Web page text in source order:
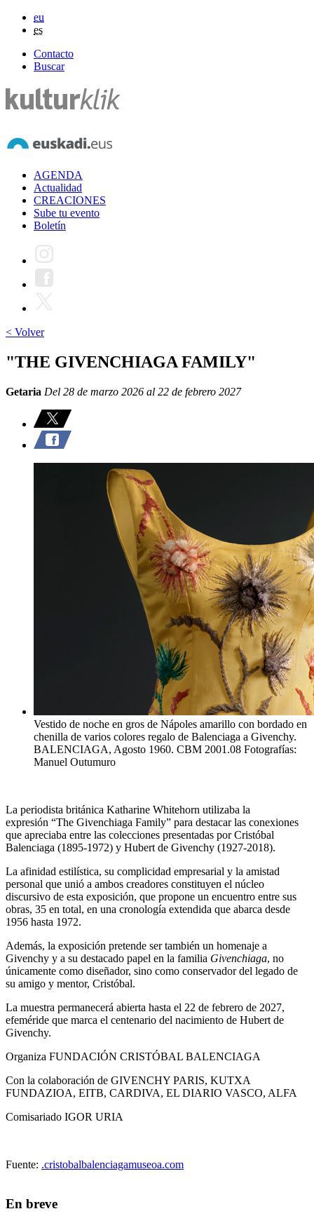
eu
es
Contacto
Buscar
AGENDA
Actualidad
CREACIONES
Sube tu evento
Boletín
< Volver
"THE GIVENCHIAGA FAMILY"
Getaria Del 28 de marzo 2026 al 22 de febrero 2027
Vestido de noche en gros de Nápoles amarillo con bordado en
chenilla de varios colores regalo de Balenciaga a Givenchy.
BALENCIAGA, Agosto 1960. CBM 2001.08 Fotografías:
Manuel Outumuro
La periodista británica Katharine Whitehorn utilizaba la
expresión “The Givenchiaga Family” para destacar las conexiones
que apreciaba entre las colecciones presentadas por Cristóbal
Balenciaga (1895-1972) y Hubert de Givenchy (1927-2018).
La afinidad estilística, su complicidad empresarial y la amistad
personal que unió a ambos creadores constituyen el núcleo
discursivo de esta exposición, que propone un encuentro entre sus
obras, 35 en total, en una cronología extendida que abarca desde
1956 hasta 1972.
Además, la exposición pretende ser también un homenaje a
Givenchy y a su destacado papel en la familia Givenchiaga, no
únicamente como diseñador, sino como conservador del legado de
su amigo y mentor, Cristóbal.
La muestra permanecerá abierta hasta el 22 de febrero de 2027,
efeméride que marca el centenario del nacimiento de Hubert de
Givenchy.
Organiza FUNDACIÓN CRISTÓBAL BALENCIAGA
Con la colaboración de GIVENCHY PARIS, KUTXA
FUNDAZIOA, EITB, CARDIVA, EL DIARIO VASCO, ALFA
Comisariado IGOR URIA
Fuente: .cristobalbalenciagamuseoa.com
En breve